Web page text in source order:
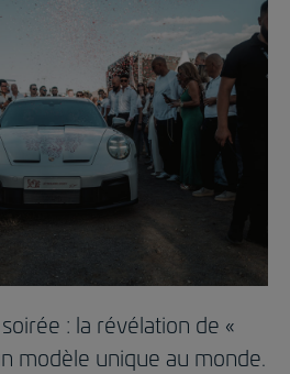
: la révélation de «
modèle unique au monde.